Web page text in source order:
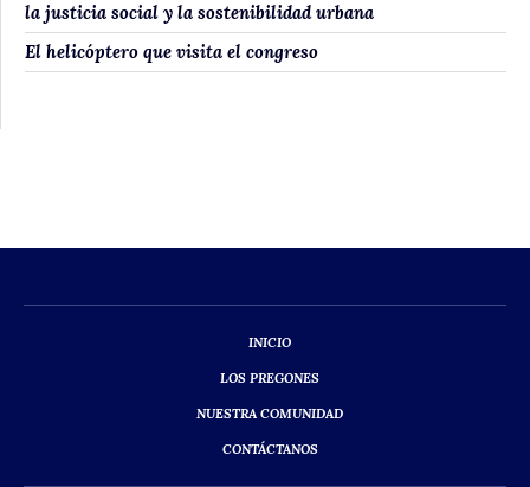
la justicia social y la sostenibilidad urbana
El helicóptero que visita el congreso
INICIO
LOS PREGONES
NUESTRA COMUNIDAD
CONTÁCTANOS